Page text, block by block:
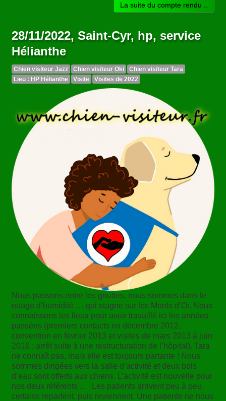
La suite du compte rendu ..
28/11/2022, Saint-Cyr, hp, service
Hélianthe
Chien visiteur Jazz Chien visiteur Oki
Chien visiteur Tara
Lieu : HP Hélianthe
Visite Visites de 2022
Nous passons entre les gouttes, nous sommes dans le
nuage d’humidité … qui stagne sur les Monts d’Or. Nous
connaissons les lieux pour avoir travaillé ici les années
passées (premiers contacts en décembre 2012,
convention en février 2013 et visites de mars 2013 à juin
2016 ; arrêt suite à une restructuration de l’hôpital). Tara
ne connaît pas, mais elle est toujours partante ! Nous
sommes dirigées vers la salle d’activité et deux bols
d’eau sont offerts aux chiens. L’activité est nouvelle pour
nos deux référents ... Les patients arrivent peu à peu,
certains repartent, puis reviennent. Une patiente ne nous